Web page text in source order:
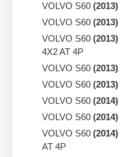
VOLVO S60 (2013)
VOLVO S60 (2013)
VOLVO S60 (2013)
4X2 AT 4P
VOLVO S60 (2013)
VOLVO S60 (2013)
VOLVO S60 (2014)
VOLVO S60 (2014)
VOLVO S60 (2014)
AT 4P